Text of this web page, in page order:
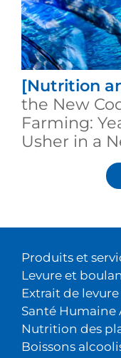
[Nutrition
the New
Farming:
Usher in a
Quality
Produits et
Levure et
Extrait de levure
Santé Humaine
Nutrition des
Boissons